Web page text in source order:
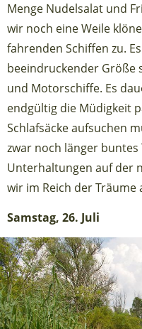
Menge Nudelsalat und
wir noch eine Weile
fahrenden Schiffen zu.
beeindruckender Größe
und Motorschiffe. Es
endgültig die Müdigkeit
Schlafsäcke aufsuchen
zwar noch länger
Unterhaltungen auf der
wir im Reich der Träume
Samstag, 26. Juli